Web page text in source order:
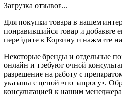
Загрузка отзывов...
Для покупки товара в нашем
понравившийся товар и добавьте
перейдите в Корзину и нажмите
Некоторые бренды и отдельные
онлайн и требуют очной
разрешение на работу с
указаны с ценой «по запросу».
консультацией к нашим